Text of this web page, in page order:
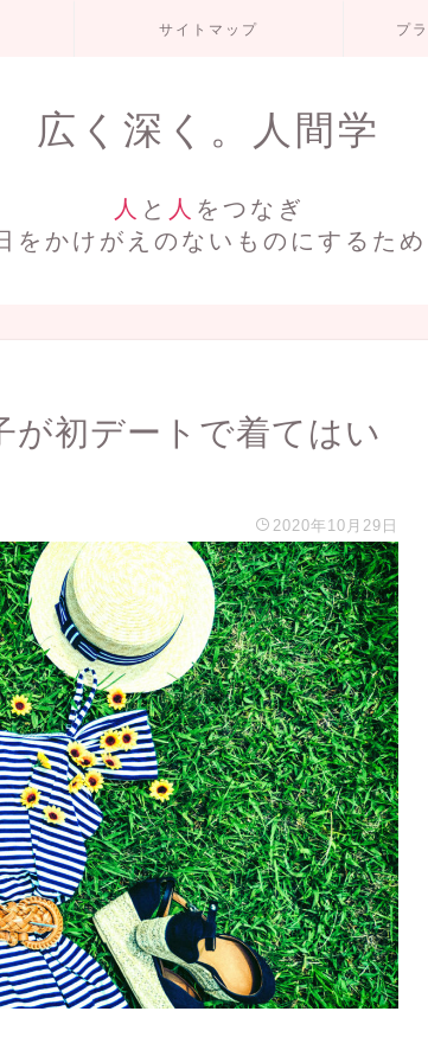
サイトマップ プ
広く深く。人間学
人 と 人 をつなぎ
をかけがえのないものにするため
が初デートで着てはい
2020年10月29日